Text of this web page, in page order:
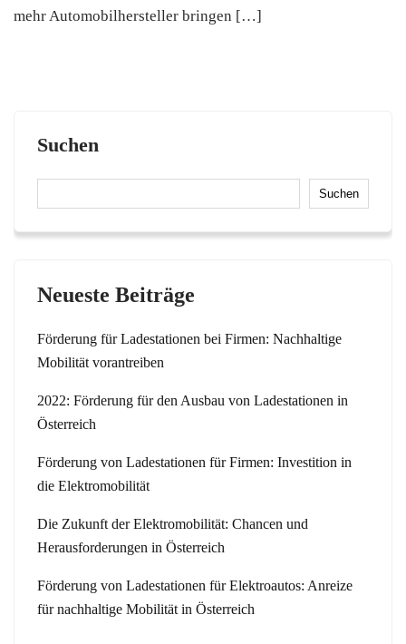
mehr Automobilhersteller bringen […]
Suchen
Suchen
Neueste Beiträge
Förderung für Ladestationen bei Firmen: Nachhaltige
Mobilität vorantreiben
2022: Förderung für den Ausbau von Ladestationen in
Österreich
Förderung von Ladestationen für Firmen: Investition in
die Elektromobilität
Die Zukunft der Elektromobilität: Chancen und
Herausforderungen in Österreich
Förderung von Ladestationen für Elektroautos: Anreize
für nachhaltige Mobilität in Österreich